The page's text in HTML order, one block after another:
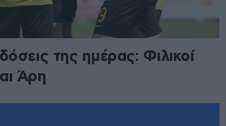
της ημέρας: Φιλικοί
Άρη